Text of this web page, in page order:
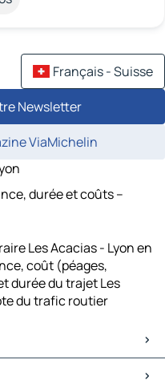
Français - Suisse
Newsletter
ViaMichelin
durée et coûts –
Les Acacias - Lyon en
coût (péages,
durée du trajet Les
du trafic routier